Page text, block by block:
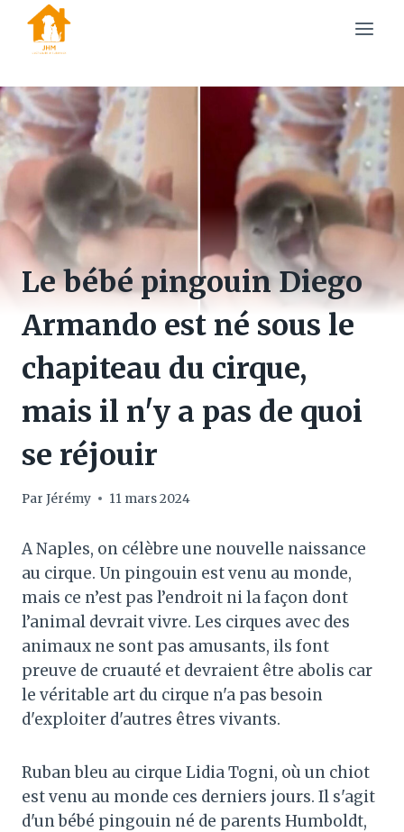
content
Le bébé pingouin Diego
Armando est né sous le
chapiteau du cirque,
mais il n'y a pas de quoi
se réjouir
Par Jérémy 11 mars 2024
A Naples, on célèbre une nouvelle naissance
au cirque. Un pingouin est venu au monde,
mais ce n’est pas l’endroit ni la façon dont
l’animal devrait vivre. Les cirques avec des
animaux ne sont pas amusants, ils font
preuve de cruauté et devraient être abolis car
le véritable art du cirque n'a pas besoin
d'exploiter d'autres êtres vivants.
Ruban bleu au cirque Lidia Togni, où un chiot
est venu au monde ces derniers jours. Il s'agit
d'un bébé pingouin né de parents Humboldt,